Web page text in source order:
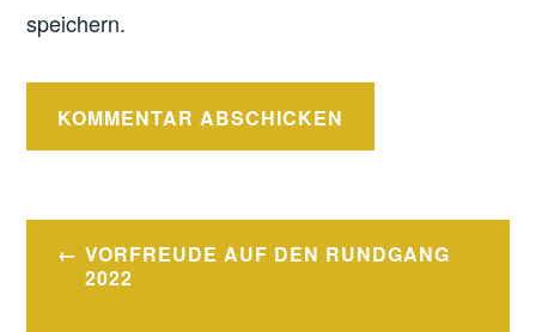
speichern.
Beitragsnavigation
VORFREUDE AUF DEN RUNDGANG
2022